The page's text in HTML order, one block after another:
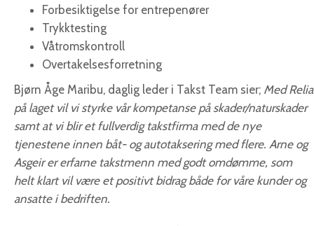
Forbesiktigelse for entrepenører
Trykktesting
Våtromskontroll
Overtakelsesforretning
Bjørn Åge Maribu, daglig leder i Takst Team sier; Med Relia
på laget vil vi styrke vår kompetanse på skader/naturskader
samt at vi blir et fullverdig takstfirma med de nye
tjenestene innen båt- og autotaksering med flere. Arne og
Asgeir er erfarne takstmenn med godt omdømme, som
helt klart vil være et positivt bidrag både for våre kunder og
ansatte i bedriften.